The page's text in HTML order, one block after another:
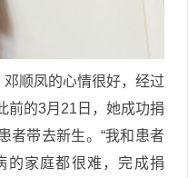
顺凤的心情很好，经过
前的3月21日，她成功捐
者带去新生。“我和患者
的家庭都很难，完成捐